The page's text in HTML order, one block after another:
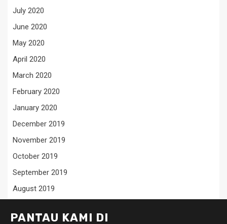
July 2020
June 2020
May 2020
April 2020
March 2020
February 2020
January 2020
December 2019
November 2019
October 2019
September 2019
August 2019
PANTAU KAMI DI